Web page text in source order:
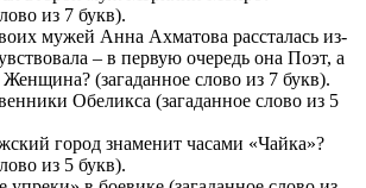
из 7 букв).
мужей Анна Ахматова рассталась из-
– в первую очередь она Поэт, а
(загаданное слово из 7 букв).
Обеликса (загаданное слово из 5
город знаменит часами «Чайка»?
из 5 букв).